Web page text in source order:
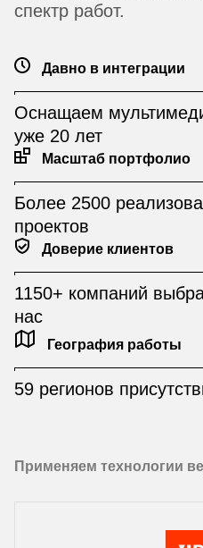
спектр работ.
Давно в интеграции
Оснащаем
уже 20 лет
Масштаб портфолио
Более 2500
проектов
Доверие клиентов
1150+ компаний
нас
География работы
59 регионов
Применяем технологии